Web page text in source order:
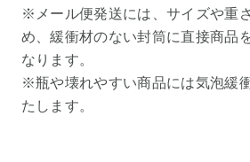
※メール便発送には、サイズや重
め、緩衝材のない封筒に直接商品
なります。
※瓶や壊れやすい商品には気泡緩
たします。